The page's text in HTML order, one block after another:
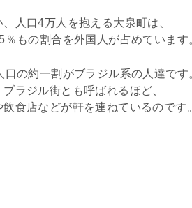
人口4万人を抱える大泉町は、
もの割合を外国人が占めています
の約一割がブラジル系の人達です
ラジル街とも呼ばれるほど、
食店などが軒を連ねているのです。